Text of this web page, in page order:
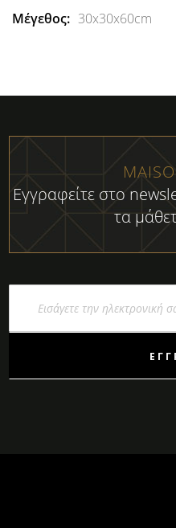
30x30x60cm
Εγγραφείτε στο
τα